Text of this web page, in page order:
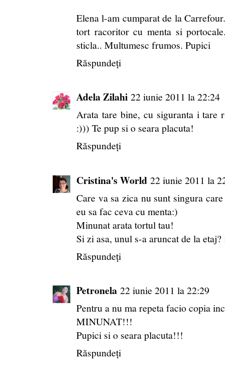
Elena l-am cumparat de la
tort racoritor cu menta si
sticla.. Multumesc frumos. Pupici
Răspundeți
Adela Zilahi 22 iunie 2011 la 22:24
Arata tare bine, cu siguranta i tare
:))) Te pup si o seara placuta!
Răspundeți
Cristina's World 22 iunie 2011 la
Care va sa zica nu sunt singura
eu sa fac ceva cu menta:)
Minunat arata tortul tau!
Si zi asa, unul s-a aruncat de la
Răspundeți
Petronela 22 iunie 2011 la 22:29
Pentru a nu ma repeta facio copia
MINUNAT!!!
Pupici si o seara placuta!!!
Răspundeți